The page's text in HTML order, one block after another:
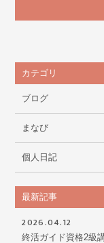
カテゴリ
ブログ
まなび
個人日記
最新記事
2026.04.12
終活ガイド資格2級